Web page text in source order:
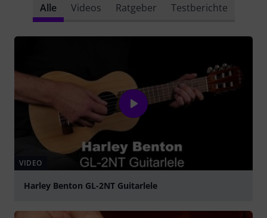
Alle Videos Ratgeber Testberichte
VIDEO
Harley Benton GL-2NT Guitarlele